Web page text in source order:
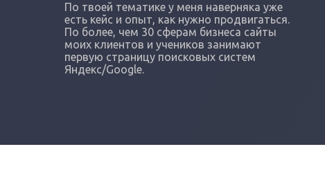
По твоей тематике у меня наверняка уже
есть кейс и опыт, как нужно продвигаться.
По более, чем 30 сферам бизнеса сайты
моих клиентов и учеников занимают
первую страницу поисковых систем
Яндекс/Google.